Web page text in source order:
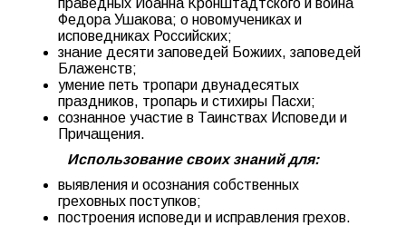
праведных Иоанна Кронштадтского и воина
Федора Ушакова; о новомучениках и
исповедниках Российских;
знание десяти заповедей Божиих, заповедей
Блаженств;
умение петь тропари двунадесятых
праздников, тропарь и стихиры Пасхи;
сознанное участие в Таинствах Исповеди и
Причащения.
Использование своих знаний для:
выявления и осознания собственных
греховных поступков;
построения исповеди и исправления грехов.